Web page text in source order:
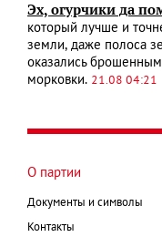
Эх, огурчики да
который лучше и
земли, даже полоса
оказались
морковки. 21.08 04:21
О партии
Документы и символы
Контакты